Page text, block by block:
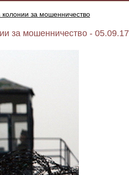
колонии за мошенничество
за мошенничество - 05.09.17